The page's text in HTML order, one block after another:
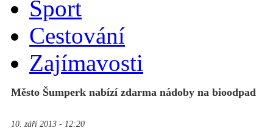
Sport
Cestování
Zajímavosti
Město Šumperk nabízí zdarma nádoby na bioodpad
10. září 2013 - 12:20